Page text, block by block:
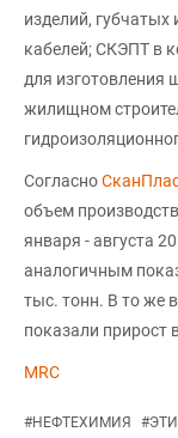
изделий, губчатых
кабелей; СКЭПТ в
для изготовления
жилищном
Согласно
объем
января - августа
аналогичным
тыс. тонн. В то же
показали прирост
MRC
#НЕФТЕХИМИЯ #